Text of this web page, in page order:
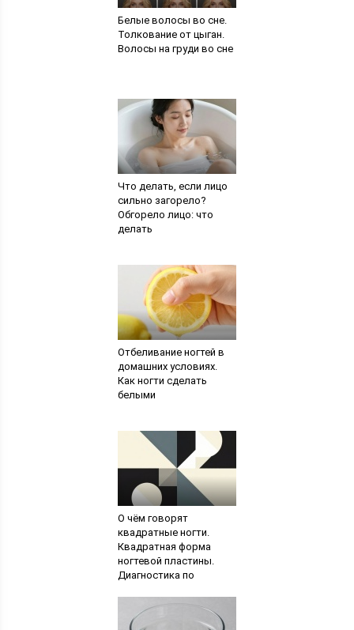
Белые волосы во сне.
Толкование от цыган.
Волосы на груди во сне
Что делать, если лицо
сильно загорело?
Обгорело лицо: что
делать
Отбеливание ногтей в
домашних условиях.
Как ногти сделать
белыми
О чём говорят
квадратные ногти.
Квадратная форма
ногтевой пластины.
Диагностика по